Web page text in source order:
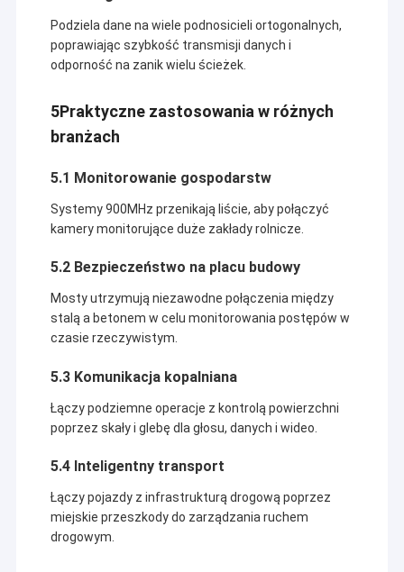
Podziela dane na wiele podnosicieli ortogonalnych,
poprawiając szybkość transmisji danych i
odporność na zanik wielu ścieżek.
5Praktyczne zastosowania w różnych
branżach
5.1 Monitorowanie gospodarstw
Systemy 900MHz przenikają liście, aby połączyć
kamery monitorujące duże zakłady rolnicze.
5.2 Bezpieczeństwo na placu budowy
Mosty utrzymują niezawodne połączenia między
stalą a betonem w celu monitorowania postępów w
czasie rzeczywistym.
5.3 Komunikacja kopalniana
Łączy podziemne operacje z kontrolą powierzchni
poprzez skały i glebę dla głosu, danych i wideo.
5.4 Inteligentny transport
Łączy pojazdy z infrastrukturą drogową poprzez
miejskie przeszkody do zarządzania ruchem
drogowym.